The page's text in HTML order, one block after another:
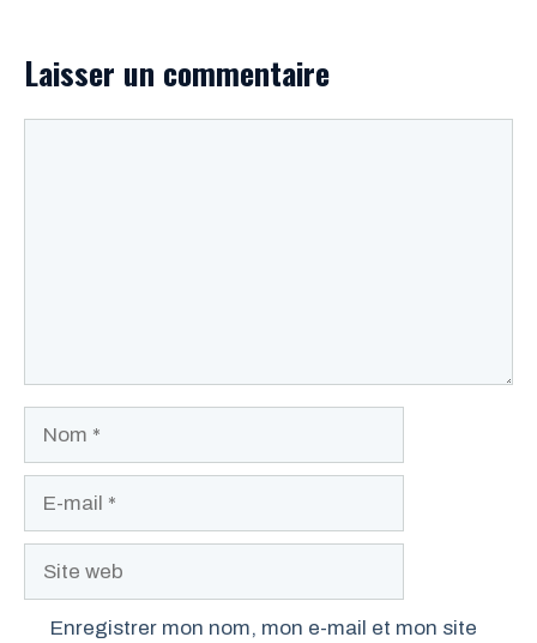
Laisser un commentaire
Site
Enregistrer mon nom, mon e-mail et mon site